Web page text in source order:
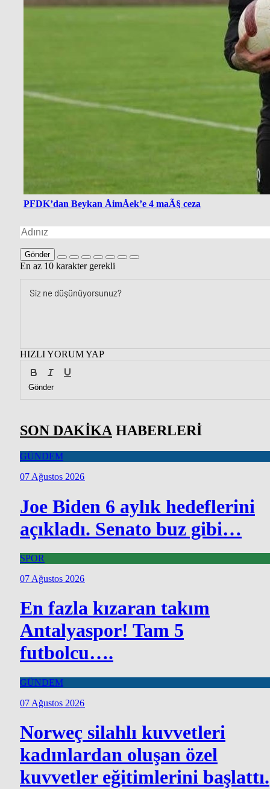
PFDK’dan Beykan ÅimÅek’e 4 maÃ§ ceza
Gönder
En az 10 karakter gerekli
HIZLI YORUM YAP
Gönder
SON DAKİKA HABERLERİ
GÜNDEM
07 Ağustos 2026
Joe Biden 6 aylık hedeflerini
açıkladı. Senato buz gibi…
SPOR
07 Ağustos 2026
En fazla kızaran takım
Antalyaspor! Tam 5
futbolcu….
GÜNDEM
07 Ağustos 2026
Norweç silahlı kuvvetleri
kadınlardan oluşan özel
kuvvetler eğitimlerini başlattı.